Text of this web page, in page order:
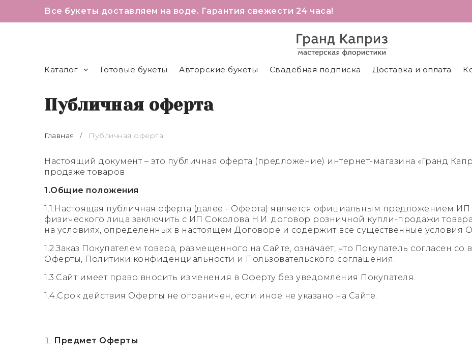
Все букеты доставляем на воде. Гарантия свежести 24 часа!
Каталог Готовые букеты Авторские букеты Свадебная подписка Доставка и оплата
Публичная оферта
Главная / Публичная оферта
Настоящий документ – это публичная оферта (предложение) интернет-магазина «Гранд
продаже товаров
1.Общие положения
1.1.Настоящая публичная оферта (далее - Оферта) является официальным предложением
физического лица заключить с ИП Соколова Н.И. договор розничной купли-продажи
на условиях, определенных в настоящем Договоре и содержит все существенные условия
1.2.Заказ Покупателем товара, размещенного на Сайте, означает, что Покупатель согласен
Оферты, Политики конфиденциальности и Пользовательского соглашения.
1.3.Сайт имеет право вносить изменения в Оферту без уведомления Покупателя.
1.4.Срок действия Оферты не ограничен, если иное не указано на Сайте.
Предмет Оферты
Кустовые розы
Эквадорские розы 40-50 см